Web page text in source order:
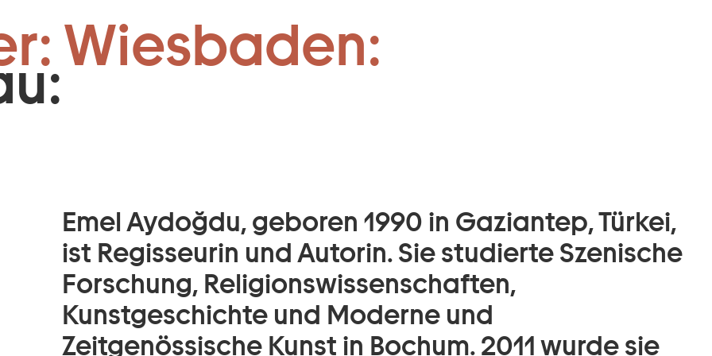
Zum Footer springen
Wiesbaden:
Regie:
Emel Aydoğdu, geboren 1990 in Gaziantep, Türkei,
ist Regisseurin und Autorin. Sie studierte Szenische
Forschung, Religionswissenschaften,
Kunstgeschichte und Moderne und
Zeitgenössische Kunst in Bochum. 2011 wurde sie